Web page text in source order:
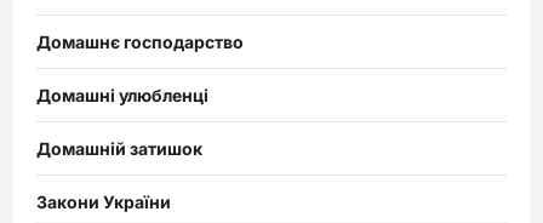
Домашнє господарство
Домашні улюбленці
Домашній затишок
Закони України